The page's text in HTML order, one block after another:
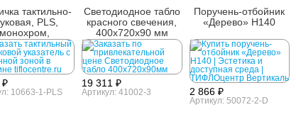
тактильно-
PLS,
монохром,
мм
₽
10663-1-PLS
Светодиодное табло
красного свечения,
400х720x90 мм
19 311 ₽
Артикул: 41002-3
Поручень-отбойник
«Дерево» H140
2 866 ₽
Артикул: 50072-2-D